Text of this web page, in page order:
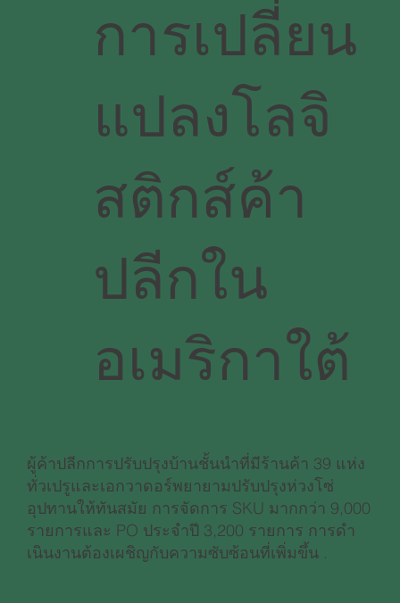
การเปลี่ยน
แปลงโลจิ
สติกส์ค้า
ปลีกใน
อเมริกาใต้
ผู้ค้าปลีกการปรับปรุงบ้านชั้นนําที่มีร้านค้า 39 แห่ง
ทั่วเปรูและเอกวาดอร์พยายามปรับปรุงห่วงโซ่
อุปทานให้ทันสมัย การจัดการ SKU มากกว่า 9,000
รายการและ PO ประจําปี 3,200 รายการ การดํา
เนินงานต้องเผชิญกับความซับซ้อนที่เพิ่มขึ้น .